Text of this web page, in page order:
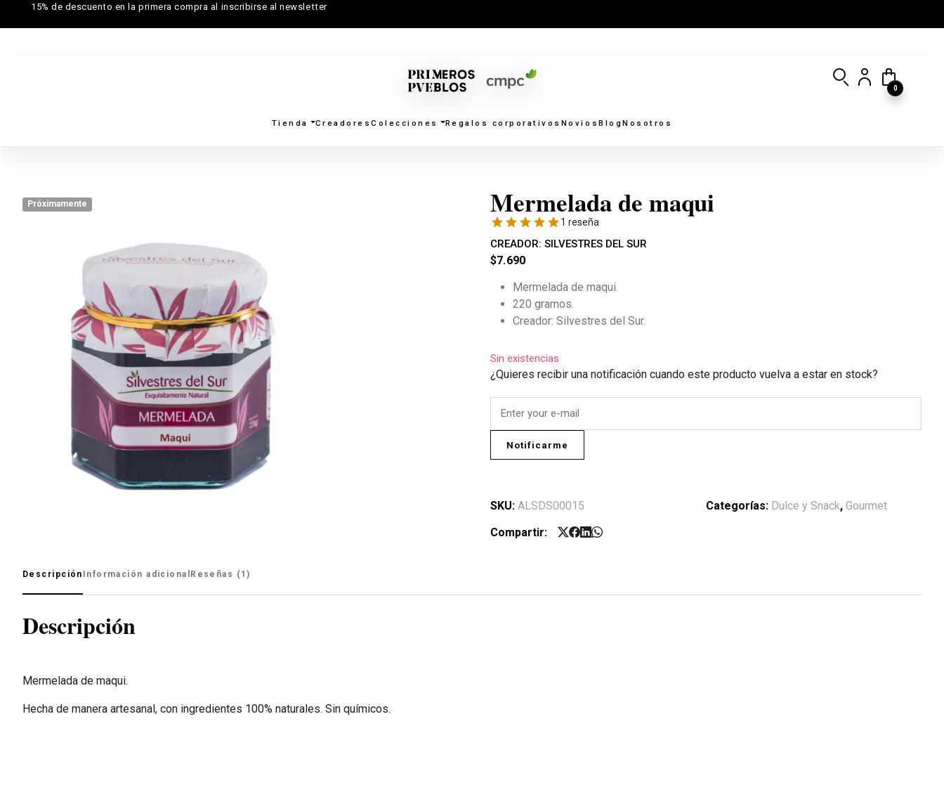
15% de descuento en la primera compra al inscribirse al newsletter
Tienda CreadoresColecciones Regalos corporativos NoviosBlogNosotros
0
Próximamente Mermelada de maqui
1 reseña
CREADOR: SILVESTRES DEL SUR
$7.690
Mermelada de maqui.
220 gramos.
Creador: Silvestres del Sur.
Sin existencias
¿Quieres recibir una notificación cuando este producto vuelva a estar en stock?
Notificarme
SKU: ALSDS00015 Categorías: Dulce y Snack, Gourmet
Compartir:
Descripción Información adicional Reseñas (1)
Descripción
Mermelada de maqui.
Hecha de manera artesanal, con ingredientes 100% naturales. Sin químicos.